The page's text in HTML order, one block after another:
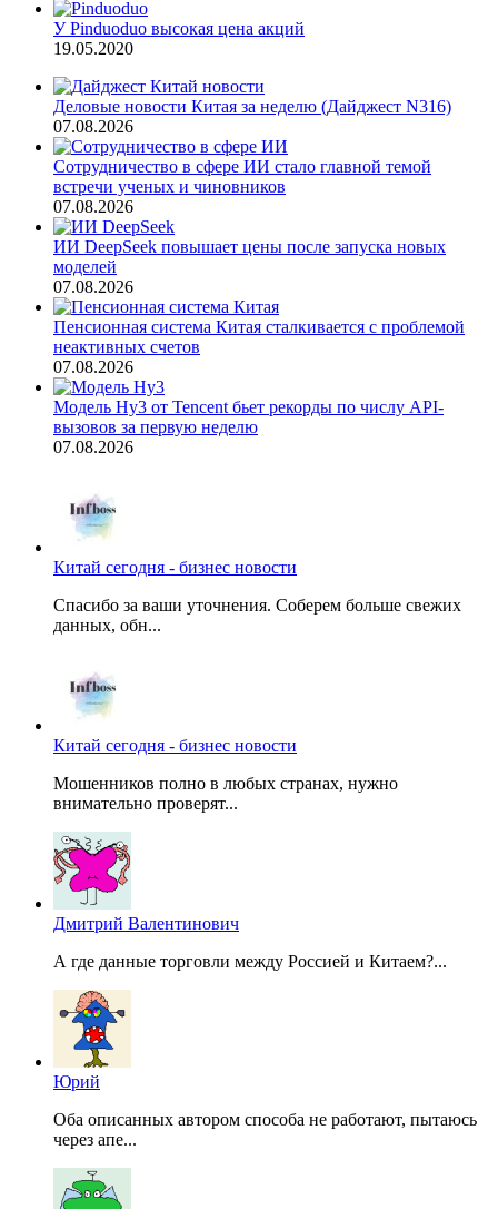
У Pinduoduo высокая цена акций
19.05.2020
Деловые новости Китая за неделю (Дайджест N316)
07.08.2026
Сотрудничество в сфере ИИ стало главной темой
встречи ученых и чиновников
07.08.2026
ИИ DeepSeek повышает цены после запуска новых
моделей
07.08.2026
Пенсионная система Китая сталкивается с проблемой
неактивных счетов
07.08.2026
Модель Hy3 от Tencent бьет рекорды по числу API-
вызовов за первую неделю
07.08.2026
Китай сегодня - бизнес новости
Спасибо за ваши уточнения. Соберем больше свежих
данных, обн...
Китай сегодня - бизнес новости
Мошенников полно в любых странах, нужно
внимательно проверят...
Дмитрий Валентинович
А где данные торговли между Россией и Китаем?...
Юрий
Оба описанных автором способа не работают, пытаюсь
через апе...